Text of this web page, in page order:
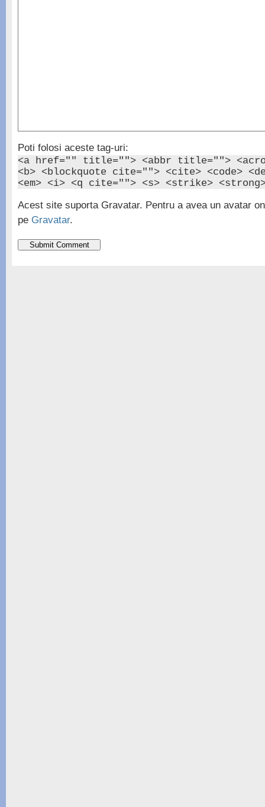
Poti folosi aceste tag-uri:
<a href="" title=""> <abbr title="">
<b> <blockquote cite=""> <cite> <code>
<em> <i> <q cite=""> <s> <strike>
Acest site suporta Gravatar. Pentru a avea un avatar
pe Gravatar.